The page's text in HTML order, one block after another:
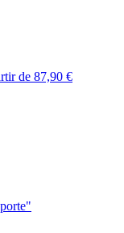
de 87,90 €